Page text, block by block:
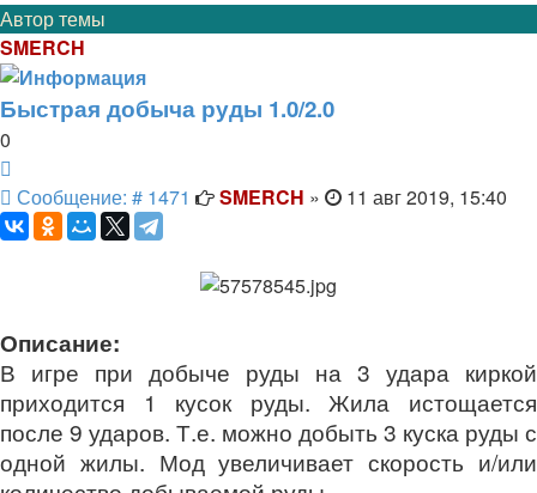
Автор темы
SMERCH
Быстрая добыча руды 1.0/2.0
0
Сообщение: # 1471 Сообщение
SMERCH » 11 авг 2019, 15:40
Описание:
В игре при добыче руды на 3 удара киркой
приходится 1 кусок руды. Жила истощается
после 9 ударов. Т.е. можно добыть 3 куска руды с
одной жилы. Мод увеличивает скорость и/или